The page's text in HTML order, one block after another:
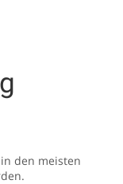
den meisten